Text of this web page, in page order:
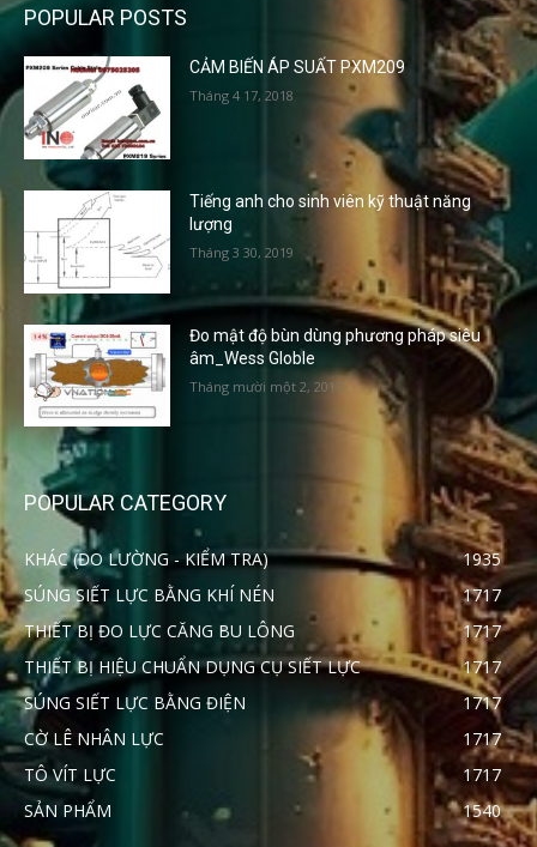
POPULAR POSTS
CẢM BIẾN ÁP SUẤT PXM209
Tháng 4 17, 2018
Tiếng anh cho sinh viên kỹ thuật năng
lượng
Tháng 3 30, 2019
Đo mật độ bùn dùng phương pháp siêu
âm_Wess Globle
Tháng mười một 2, 2017
POPULAR CATEGORY
KHÁC (ĐO LƯỜNG - KIỂM TRA)
1935
SÚNG SIẾT LỰC BẰNG KHÍ NÉN
1717
THIẾT BỊ ĐO LỰC CĂNG BU LÔNG
1717
THIẾT BỊ HIỆU CHUẨN DỤNG CỤ SIẾT LỰC
1717
SÚNG SIẾT LỰC BẰNG ĐIỆN
1717
CỜ LÊ NHÂN LỰC
1717
TÔ VÍT LỰC
1717
SẢN PHẨM
1540